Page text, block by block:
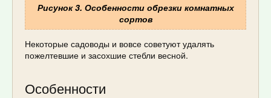
Рисунок 3. Особенности обрезки комнатных
сортов
Некоторые садоводы и вовсе советуют удалять
пожелтевшие и засохшие стебли весной.
Особенности